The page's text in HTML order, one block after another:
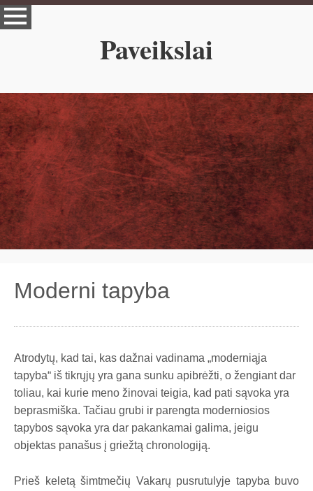
Paveikslai
Moderni tapyba
Atrodytų, kad tai, kas dažnai vadinama „moderniąja
tapyba“ iš tikrųjų yra gana sunku apibrėžti, o žengiant dar
toliau, kai kurie meno žinovai teigia, kad pati sąvoka yra
beprasmiška. Tačiau grubi ir parengta moderniosios
tapybos sąvoka yra dar pakankamai galima, jeigu
objektas panašus į griežtą chronologiją.
Prieš keletą šimtmečių Vakarų pusrutulyje tapyba buvo